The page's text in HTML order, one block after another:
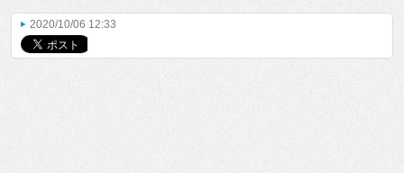
2020/10/06 12:33